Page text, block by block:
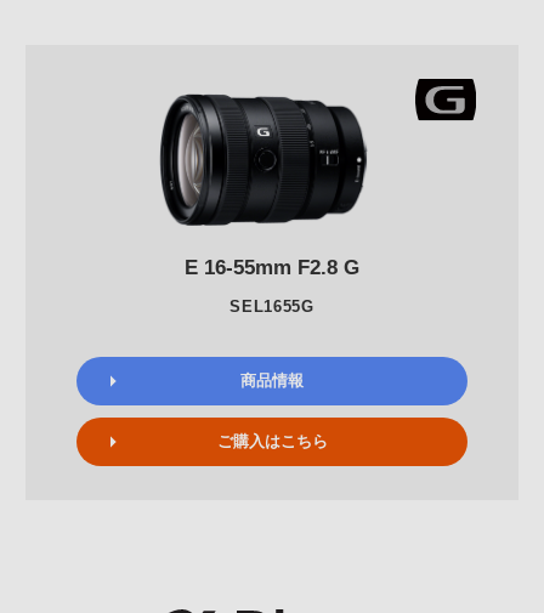
E 16-55mm F2.8 G
SEL1655G
商品情報
ご購入はこちら